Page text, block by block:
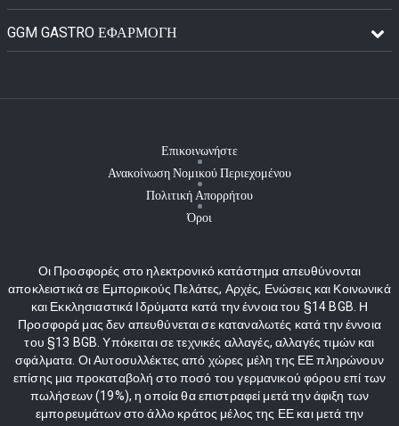
GGM GASTRO ΕΦΑΡΜΟΓΉ
Επικοινωνήστε
Ανακοίνωση Νομικού Περιεχομένου
Πολιτική Απορρήτου
Όροι
Οι Προσφορές στο ηλεκτρονικό κατάστημα απευθύνονται
αποκλειστικά σε Εμπορικούς Πελάτες, Αρχές, Ενώσεις και Κοινωνικά
και Εκκλησιαστικά Ιδρύματα κατά την έννοια του §14 BGB. Η
Προσφορά μας δεν απευθύνεται σε καταναλωτές κατά την έννοια
του §13 BGB. Υπόκειται σε τεχνικές αλλαγές, αλλαγές τιμών και
σφάλματα. Οι Αυτοσυλλέκτες από χώρες μέλη της ΕΕ πληρώνουν
επίσης μια προκαταβολή στο ποσό του γερμανικού φόρου επί των
πωλήσεων (19%), η οποία θα επιστραφεί μετά την άφιξη των
εμπορευμάτων στο άλλο κράτος μέλος της ΕΕ και μετά την